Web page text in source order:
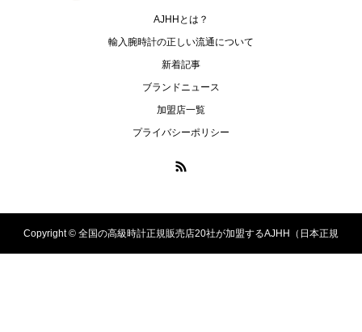
TAG Heuer
タグ・ホイヤー
AJHHとは？
輸入腕時計の正しい流通について
新着記事
ブランドニュース
加盟店一覧
プライバシーポリシー
Copyright © 全国の高級時計正規販売店20社が加盟するAJHH（日本正規